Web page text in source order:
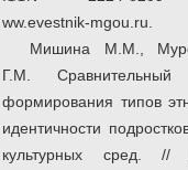
ww.evestnik-mgou.ru.
Мишина М.М.,
Г.М. Сравнительный
формирования типов
идентичности
культурных сред. //